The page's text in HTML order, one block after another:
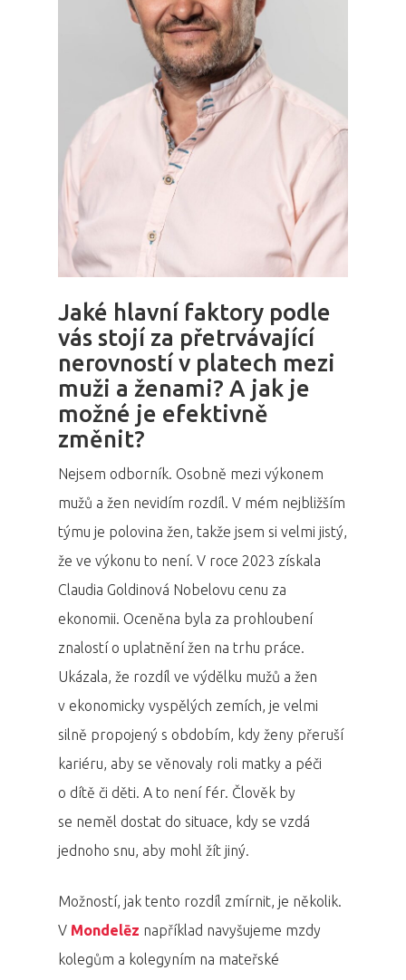
Jaké hlavní faktory podle
vás stojí za přetrvávající
nerovností v platech mezi
muži a ženami? A jak je
možné je efektivně
změnit?
Nejsem odborník. Osobně mezi výkonem
mužů a žen nevidím rozdíl. V mém nejbližším
týmu je polovina žen, takže jsem si velmi jistý,
že ve výkonu to není. V roce 2023 získala
Claudia Goldinová Nobelovu cenu za
ekonomii. Oceněna byla za prohloubení
znalostí o uplatnění žen na trhu práce.
Ukázala, že rozdíl ve výdělku mužů a žen
v ekonomicky vyspělých zemích, je velmi
silně propojený s obdobím, kdy ženy přeruší
kariéru, aby se věnovaly roli matky a péči
o dítě či děti. A to není fér. Člověk by
se neměl dostat do situace, kdy se vzdá
jednoho snu, aby mohl žít jiný.
Možností, jak tento rozdíl zmírnit, je několik.
V Mondelēz například navyšujeme mzdy
kolegům a kolegyním na mateřské